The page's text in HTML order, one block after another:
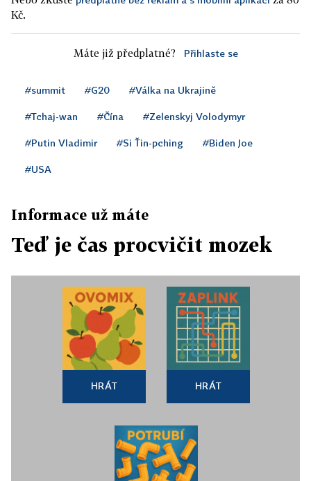
Kč.
Máte již předplatné? Přihlaste se
#summit #G20 #Válka na Ukrajině
#Tchaj-wan #Čína #Zelenskyj Volodymyr
#Putin Vladimir #Si Ťin-pching #Biden Joe
#USA
Informace už máte
Teď je čas procvičit mozek
HRÁT HRÁT